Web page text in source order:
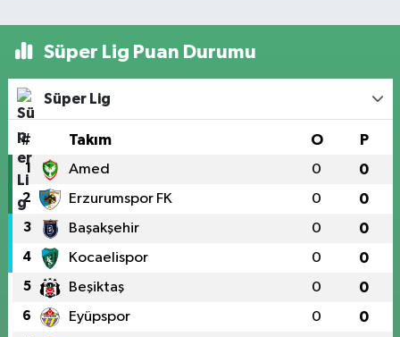
Süper Lig Puan Durumu
Süper Lig
# Takım O P
1 Amed 0 0
2 Erzurumspor FK 0 0
3 Başakşehir 0 0
4 Kocaelispor 0 0
5 Beşiktaş 0 0
6 Eyüpspor 0 0